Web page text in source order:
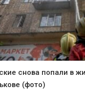
снова попали в
(фото)